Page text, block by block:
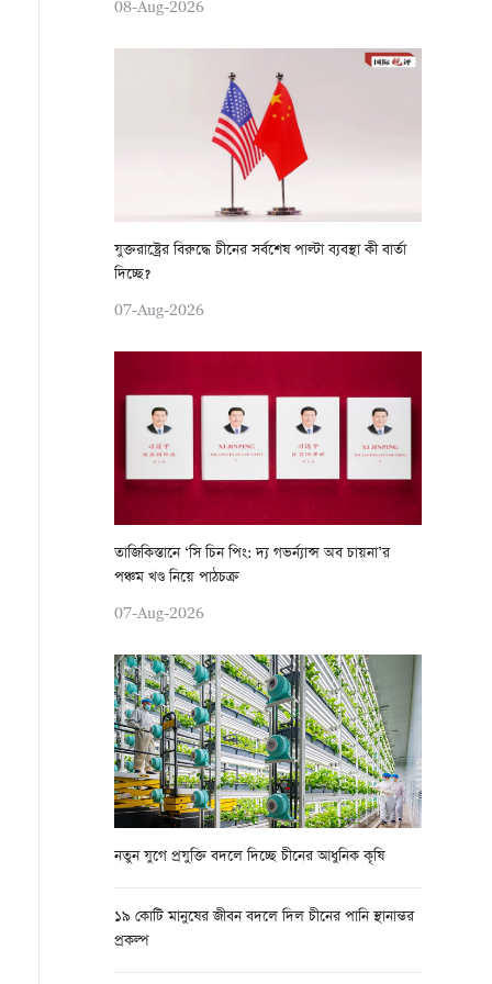
08-Aug-2026
যুক্তরাষ্ট্রের বিরুদ্ধে চীনের সর্বশেষ পাল্টা ব্যবস্থা কী বার্তা
দিচ্ছে?
07-Aug-2026
তাজিকিস্তানে ‘সি চিন পিং: দ্য গভর্ন্যান্স অব চায়না’র
পঞ্চম খণ্ড নিয়ে পাঠচক্র
07-Aug-2026
নতুন যুগে প্রযুক্তি বদলে দিচ্ছে চীনের আধুনিক কৃষি
১৯ কোটি মানুষের জীবন বদলে দিল চীনের পানি স্থানান্তর
প্রকল্প